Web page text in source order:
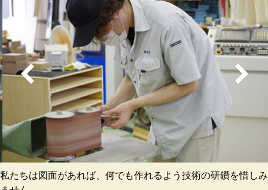
私たちは図面があれば、何でも作れるよう技術の研鑽を惜しみ